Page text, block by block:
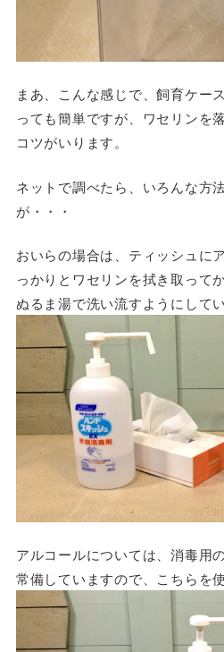
まあ、こんな感じで、飼育ケー
っても簡単ですが、ワセリンを
コツがいります。
ネットで調べたら、いろんな方
が・・・
おいらの場合は、ティッシュに
っかりとワセリンを拭き取って
ぬるま湯で洗い流すようにしてい
アルコールについては、消毒用
常備していますので、こちらを